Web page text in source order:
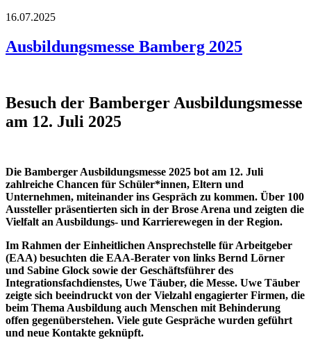
16.07.2025
Ausbildungsmesse Bamberg 2025
Besuch der Bamberger Ausbildungsmesse
am 12. Juli 2025
Die Bamberger Ausbildungsmesse 2025 bot am 12. Juli
zahlreiche Chancen für Schüler*innen, Eltern und
Unternehmen, miteinander ins Gespräch zu kommen. Über 100
Aussteller präsentierten sich in der Brose Arena und zeigten die
Vielfalt an Ausbildungs- und Karrierewegen in der Region.
Im Rahmen der Einheitlichen Ansprechstelle für Arbeitgeber
(EAA) besuchten die EAA-Berater von links Bernd Lörner
und Sabine Glock sowie der Geschäftsführer des
Integrationsfachdienstes, Uwe Täuber, die Messe. Uwe Täuber
zeigte sich beeindruckt von der Vielzahl engagierter Firmen, die
beim Thema Ausbildung auch Menschen mit Behinderung
offen gegenüberstehen. Viele gute Gespräche wurden geführt
und neue Kontakte geknüpft.